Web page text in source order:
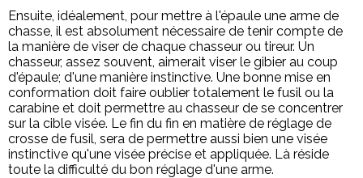
Ensuite, idéalement, pour mettre à l'épaule une arme de
chasse, il est absolument nécessaire de tenir compte de
la manière de viser de chaque chasseur ou tireur. Un
chasseur, assez souvent, aimerait viser le gibier au coup
d'épaule; d'une manière instinctive. Une bonne mise en
conformation doit faire oublier totalement le fusil ou la
carabine et doit permettre au chasseur de se concentrer
sur la cible visée. Le fin du fin en matière de réglage de
crosse de fusil, sera de permettre aussi bien une visée
instinctive qu'une visée précise et appliquée. Là réside
toute la difficulté du bon réglage d'une arme.